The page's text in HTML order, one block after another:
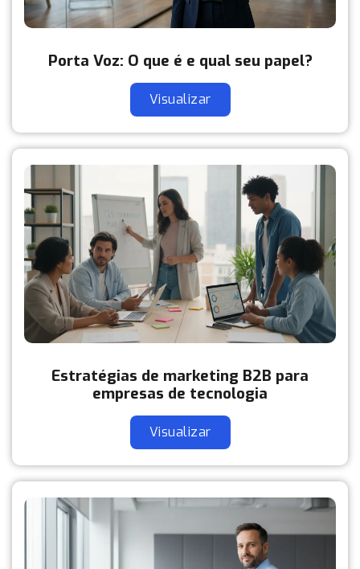
Porta Voz: O que é e qual seu papel?
Visualizar
Estratégias de marketing B2B para
empresas de tecnologia
Visualizar